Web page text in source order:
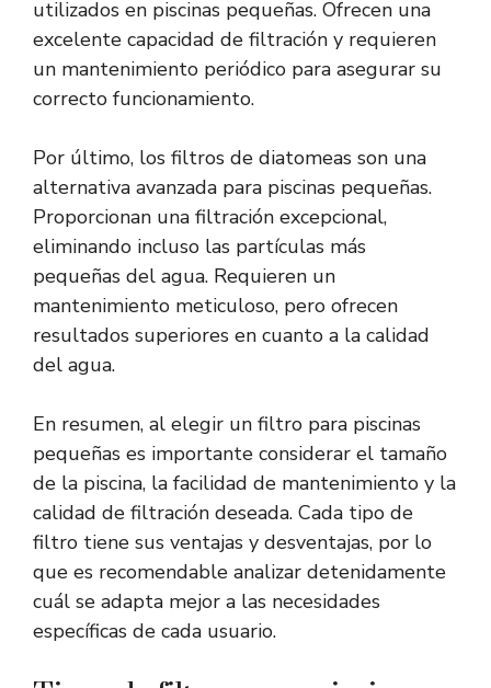
utilizados en piscinas pequeñas. Ofrecen una
excelente capacidad de filtración y requieren
un mantenimiento periódico para asegurar su
correcto funcionamiento.
Por último, los filtros de diatomeas son una
alternativa avanzada para piscinas pequeñas.
Proporcionan una filtración excepcional,
eliminando incluso las partículas más
pequeñas del agua. Requieren un
mantenimiento meticuloso, pero ofrecen
resultados superiores en cuanto a la calidad
del agua.
En resumen, al elegir un filtro para piscinas
pequeñas es importante considerar el tamaño
de la piscina, la facilidad de mantenimiento y la
calidad de filtración deseada. Cada tipo de
filtro tiene sus ventajas y desventajas, por lo
que es recomendable analizar detenidamente
cuál se adapta mejor a las necesidades
específicas de cada usuario.